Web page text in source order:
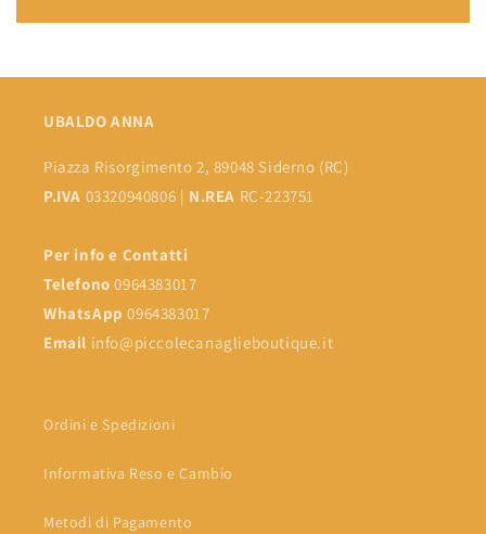
UBALDO ANNA
Piazza Risorgimento 2, 89048 Siderno (RC)
P.IVA 03320940806 | N.REA RC-223751
Per info e Contatti
Telefono 0964383017
WhatsApp0964383017
Email info@piccolecanaglieboutique.it
Ordini e Spedizioni
Informativa Reso e Cambio
Metodi di Pagamento